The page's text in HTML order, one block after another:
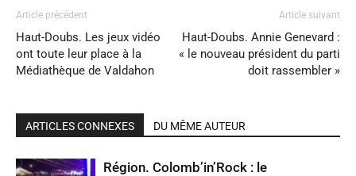
Article précédent
Haut-Doubs. Les jeux vidéo
ont toute leur place à la
Médiathèque de Valdahon
Article suivant
Haut-Doubs. Annie Genevard :
« le nouveau président du parti
doit rassembler »
ARTICLES CONNEXES DU MÊME AUTEUR
Région. Colomb’in’Rock : le